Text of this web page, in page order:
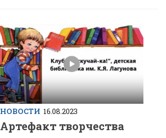
НОВОСТИ 16.08.2023
Артефакт творчества